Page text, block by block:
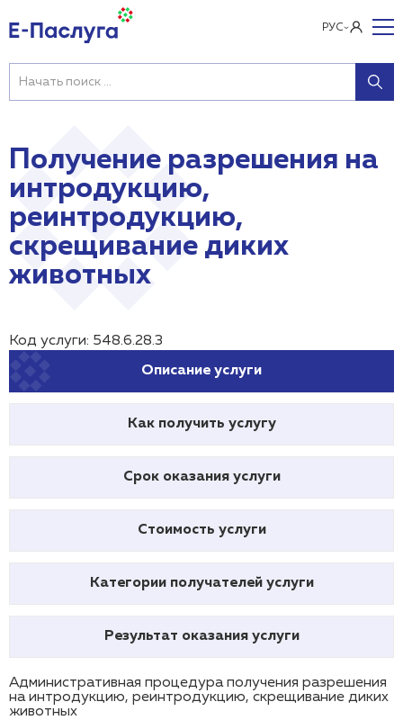
РУС
Получение разрешения на
интродукцию,
реинтродукцию,
скрещивание диких
животных
Код услуги: 548.6.28.3
Описание услуги
Как получить услугу
Срок оказания услуги
Стоимость услуги
Категории получателей услуги
Результат оказания услуги
Административная процедура получения разрешения
на интродукцию, реинтродукцию, скрещивание диких
животных